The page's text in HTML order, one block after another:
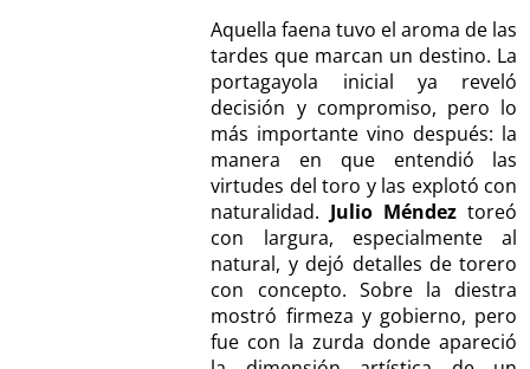
Aquella faena tuvo el aroma de las
tardes que marcan un destino. La
portagayola inicial ya reveló
decisión y compromiso, pero lo
más importante vino después: la
manera en que entendió las
virtudes del toro y las explotó con
naturalidad. Julio Méndez toreó
con largura, especialmente al
natural, y dejó detalles de torero
con concepto. Sobre la diestra
mostró firmeza y gobierno, pero
fue con la zurda donde apareció